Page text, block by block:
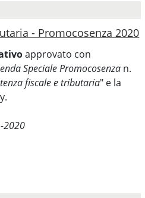
- Promocosenza 2020
approvato con
Speciale Promocosenza n.
fiscale e tributaria" e la
2020